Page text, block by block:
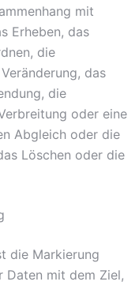
mit
Erheben, das
die
das
die
oder eine
Abgleich oder die
Löschen oder die
die Markierung
Daten mit dem Ziel,